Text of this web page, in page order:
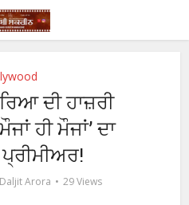
ਦੀ ਹਾਜ਼ਰੀ
ਹੀ ਮੌਜਾਂ’ ਦਾ
Daljit Arora 29 Views